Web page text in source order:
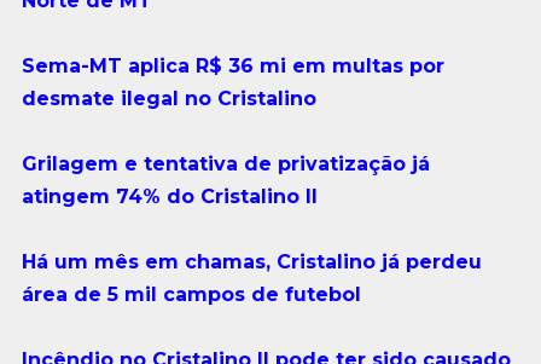
Sema-MT aplica R$ 36 mi em multas por
desmate ilegal no Cristalino
Grilagem e tentativa de privatização já
atingem 74% do Cristalino II
Há um mês em chamas, Cristalino já perdeu
área de 5 mil campos de futebol